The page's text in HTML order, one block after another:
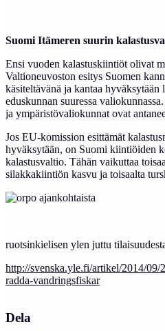
Suomi Itämeren suurin
Ensi vuoden kalastuskiintiöt olivat
Valtioneuvoston esitys Suomen
käsiteltävänä ja kantaa
eduskunnan suuressa
ja ympäristövaliokunnat ovat
Jos EU-komission esittämät
hyväksytään, on Suomi kiintiöiden
kalastusvaltio. Tähän vaikuttaa
silakkakiintiön kasvu ja toisaalta
ruotsinkielisen ylen juttu
http://svenska.yle.fi/artikel/2014/
radda-vandringsfiskar
Dela